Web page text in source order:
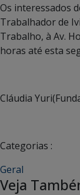
Os interessados
Trabalhador de
Trabalho, à Av.
horas até esta
Cláudia
Categorias :
Geral
Veja